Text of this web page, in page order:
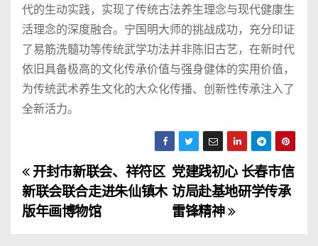
代的生动实践，实现了传统古法养生理念与现代健康生
活理念的深度融合。宁国明大师的挑战成功，充分印证
了易筋洗髓功等传统武学功法并非陈旧古艺，在新时代
依旧具备极高的文化传承价值与强身健体的实用价值，
为传统武术养生文化的大众化传播、创新性传承注入了
全新活力。
文
章
党建践初心 长春市信
访局赴基地研学传承
雷锋精神
开封市新联会、祥符区
新联会联合走进朱仙镇木
版年画博物馆